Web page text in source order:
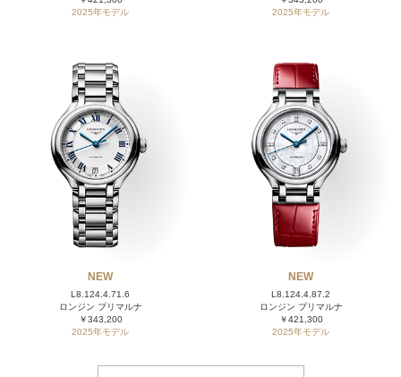
2025年モデル
2025年モデル
NEW
L8.124.4.71.6
ロンジン プリマルナ
￥343,200
2025年モデル
NEW
L8.124.4.87.2
ロンジン プリマルナ
￥421,300
2025年モデル